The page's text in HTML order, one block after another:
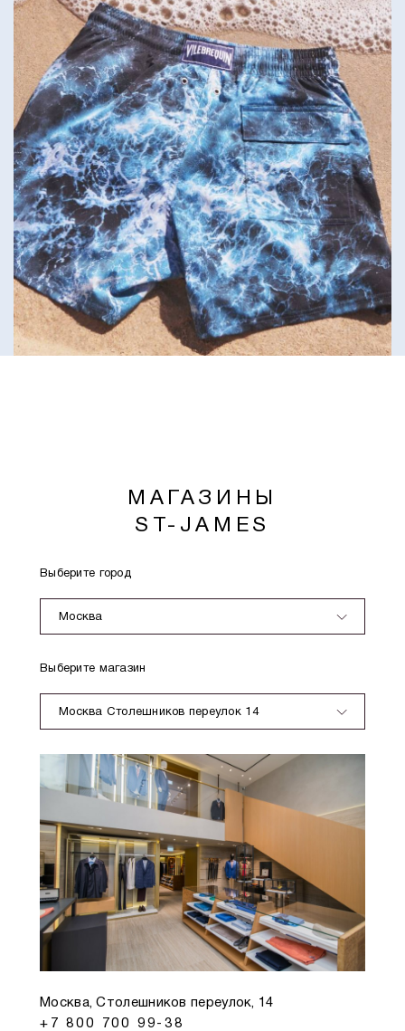
МАГАЗИНЫ
ST-JAMES
Выберите город
Москва
Выберите магазин
Москва Столешников переулок 14
Москва, Столешников переулок, 14
+7 800 700 99-38